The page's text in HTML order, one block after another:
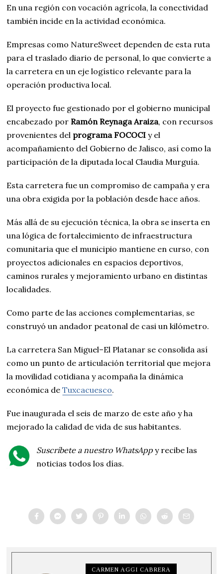
En una región con vocación agrícola, la conectividad
también incide en la actividad económica.
Empresas como NatureSweet dependen de esta ruta
para el traslado diario de personal, lo que convierte a
la carretera en un eje logístico relevante para la
operación productiva local.
El proyecto fue gestionado por el gobierno municipal
encabezado porRamón Reynaga Araiza, con recursos
provenientes del programa FOCOCIy el
acompañamiento del Gobierno de Jalisco, así como la
participación de la diputada local Claudia Murguía.
Esta carretera fue un compromiso de campaña y era
una obra exigida por la población desde hace años.
Más allá de su ejecución técnica, la obra se inserta en
una lógica de fortalecimiento de infraestructura
comunitaria que el municipio mantiene en curso, con
proyectos adicionales en espacios deportivos,
caminos rurales y mejoramiento urbano en distintas
localidades.
Como parte de las acciones complementarias, se
construyó un andador peatonal de casi un kilómetro.
La carretera San Miguel–El Platanar se consolida así
como un punto de articulación territorial que mejora
la movilidad cotidiana y acompaña la dinámica
económica deTuxcacuesco.
Fue inaugurada el seis de marzo de este año y ha
mejorado la calidad de vida de sus habitantes.
Suscríbete a nuestro WhatsApp y recibe las
noticias todos los días.
CARMEN AGGI CABRERA